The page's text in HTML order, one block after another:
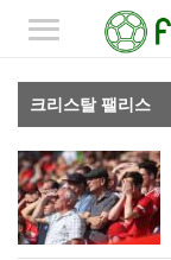
크리스탈 팰리스